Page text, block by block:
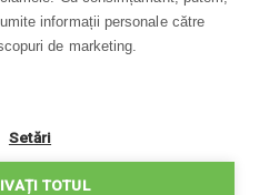
informații personale către
de marketing.
Setări
TOTUL